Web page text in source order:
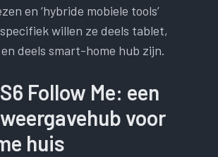
en ‘hybride mobiele tools’
willen ze deels tablet,
deels smart-home hub zijn.
Follow Me: een
voor
huis